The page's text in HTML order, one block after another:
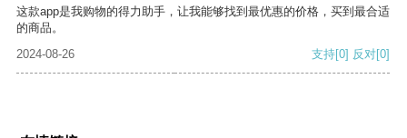
这款app是我购物的得力助手，让我能够找到最优惠的价格，买到最合适
的商品。
2024-08-26
支持[0] 反对[0]